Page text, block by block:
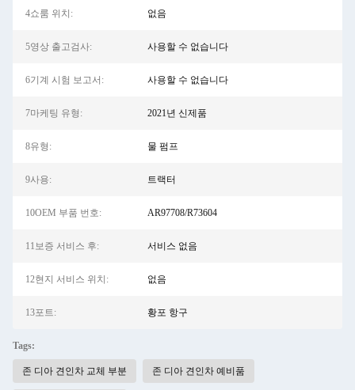
4쇼룸 위치: 없음
5영상 출고검사: 사용할 수 없습니다
6기계 시험 보고서: 사용할 수 없습니다
7마케팅 유형: 2021년 신제품
8유형: 물 펌프
9사용: 트랙터
10OEM 부품 번호: AR97708/R73604
11보증 서비스 후: 서비스 없음
12현지 서비스 위치: 없음
13포트: 황포 항구
Tags:
존 디아 견인차 교체 부분 존 디아 견인차 예비품